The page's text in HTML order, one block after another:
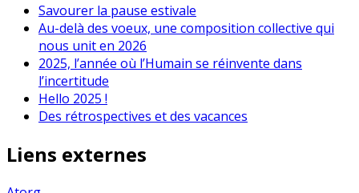
Savourer la pause estivale
Au-delà des voeux, une composition collective qui
nous unit en 2026
2025, l’année où l’Humain se réinvente dans
l’incertitude
Hello 2025 !
Des rétrospectives et des vacances
Liens externes